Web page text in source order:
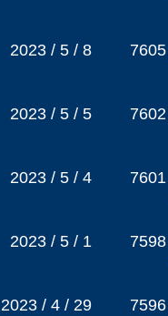
2023 / 5 / 8 7605
2023 / 5 / 5 7602
2023 / 5 / 4 7601
2023 / 5 / 1 7598
2023 / 4 / 29 7596